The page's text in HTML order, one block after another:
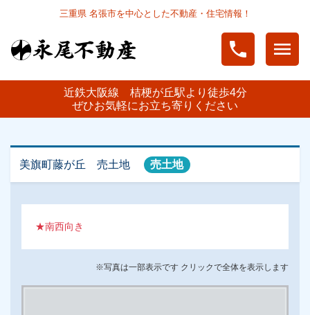
三重県 名張市を中心とした不動産・住宅情報！
phone menu
近鉄大阪線 桔梗が丘駅より徒歩4分
ぜひお気軽にお立ち寄りください
美旗町藤が丘 売土地 売土地
★南西向き
※写真は一部表示です クリックで全体を表示します